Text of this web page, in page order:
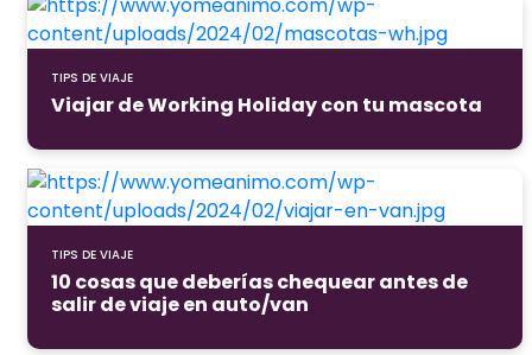
TIPS DE VIAJE
Viajar de Working Holiday con tu mascota
TIPS DE VIAJE
10 cosas que deberías chequear antes de
salir de viaje en auto/van